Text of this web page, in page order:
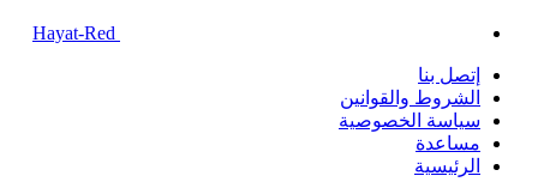
إتصل بنا
الشروط والقوانين
سياسة الخصوصية
مساعدة
الرئيسية